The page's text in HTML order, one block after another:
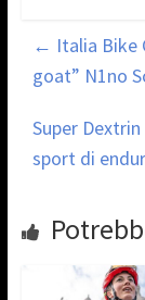
← Italia Bike
goat” N1no
Super
sport di